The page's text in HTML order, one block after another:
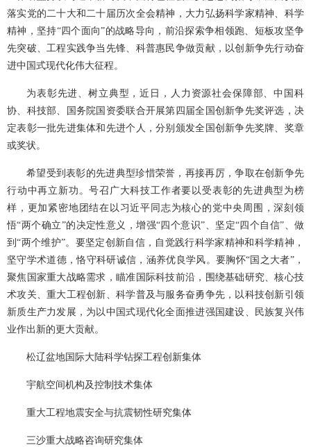
落实党的二十大和二十届历次全会精神，大力弘扬科学家精神、科学
精神，坚持“四个面向”的战略导向，前沿探索争相领跑、短板攻坚争
先突破、工程实践争当先锋、科普惠民争做贡献，以创新争先行动奋
进中国式现代化伟大征程。
为表彰先进、树立典型，近日，人力资源社会保障部、中国科
协、科技部、国务院国资委联合开展第四届全国创新争先奖评选，决
定表彰一批先进集体和先进个人，分别颁发全国创新争先奖牌、奖章
或奖状。
希望受到表彰的先进典型珍惜荣誉，再接再厉，争取在创新争先
行动中再立新功。号召广大科技工作者要以受表彰的先进典型为榜
样，更加紧密地团结在以习近平同志为核心的党中央周围，深刻领
悟“两个确立”的决定性意义，增强“四个意识”、坚定“四个自信”、做
到“两个维护”。要坚定创新自信，自觉践行科学家精神和科学精神，
坚守学术道德，恪守科研诚信，涵养优良学风。要胸怀“国之大者”，
聚焦国家重大战略需求，瞄准国际科技前沿，围绕基础研究、核心技
术攻关、重大工程创新、科学普及与服务奋勇争先，以科技创新引领
新质生产力发展，为以中国式现代化全面推进强国建设、民族复兴伟
业作出新的更大贡献。
松辽盆地国际大陆科学钻探工程创新集体
宇航空间机构及控制技术集体
重大工程地震安全与抗震韧性研究集体
三沙重大战略咨询研究集体